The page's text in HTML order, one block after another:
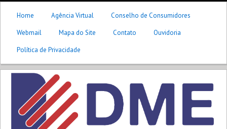
Home Agência Virtual
Conselho de Consumidores
Webmail
Mapa do Site Contato
Ouvidoria
Política de Privacidade